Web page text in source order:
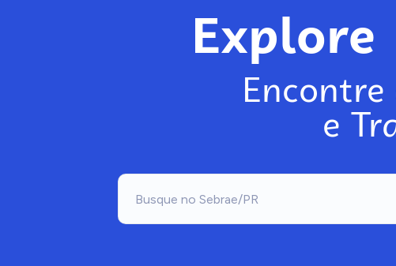
e